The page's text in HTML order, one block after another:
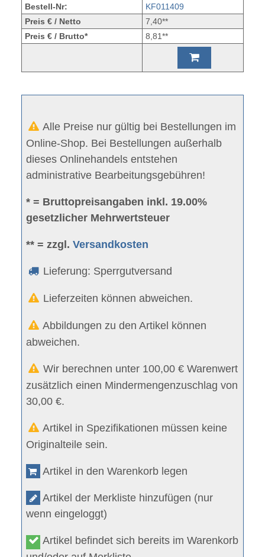
Bestell-Nr:
KF011409
Preis € / Netto
7,40**
Preis € / Brutto*
8,81**
Alle Preise nur gültig bei Bestellungen im
Online-Shop. Bei Bestellungen außerhalb
dieses Onlinehandels entstehen
administrative Bearbeitungsgebühren!
* = Bruttopreisangaben inkl. 19.00%
gesetzlicher Mehrwertsteuer
** = zzgl.Versandkosten
Lieferung: Sperrgutversand
Lieferzeiten können abweichen.
Abbildungen zu den Artikel können
abweichen.
Wir berechnen unter 100,00 € Warenwert
zusätzlich einen Mindermengenzuschlag von
30,00 €.
Artikel in Spezifikationen müssen keine
Originalteile sein.
Artikel in den Warenkorb legen
Artikel der Merkliste hinzufügen (nur
wenn eingeloggt)
Artikel befindet sich bereits im Warenkorb